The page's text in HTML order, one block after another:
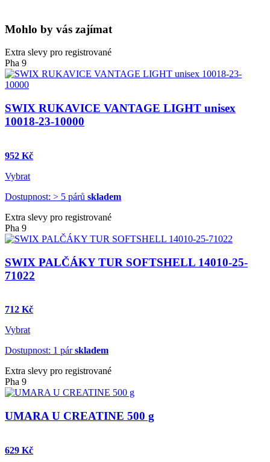
Mohlo by vás zajímat
Extra slevy pro registrované
Pha 9
SWIX RUKAVICE VANTAGE LIGHT unisex
10018-23-10000
952 Kč
Vybrat
Dostupnost: > 5 párů skladem
Extra slevy pro registrované
Pha 9
SWIX PALČÁKY TUR SOFTSHELL 14010-25-
71022
712 Kč
Vybrat
Dostupnost: 1 párskladem
Extra slevy pro registrované
Pha 9
UMARA U CREATINE 500 g
629 Kč